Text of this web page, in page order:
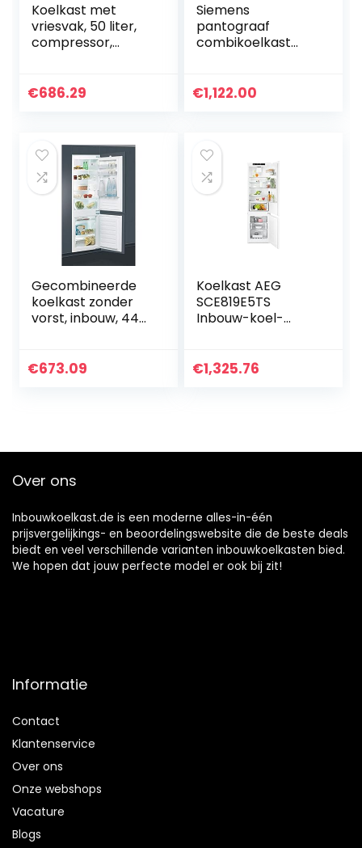
Koelkast met
vriesvak, 50 liter,
compressor,
klein 12/24 V
€686.29
Siemens
pantograaf
combikoelkast
€1,122.00
Gecombineerde
koelkast zonder
vorst, inbouw, 444
€673.09
Koelkast AEG
SCE819E5TS
Inbouw-koel-
€1,325.76
Over ons
Inbouwkoelkast.de is een moderne alles-in-één
prijsvergelijkings- en beoordelingswebsite die de beste deals
biedt en veel verschillende varianten inbouwkoelkasten bied.
We hopen dat jouw perfecte model er ook bij zit!
Informatie
Contact
Klantenservice
Over ons
Onze webshops
Vacature
Blogs